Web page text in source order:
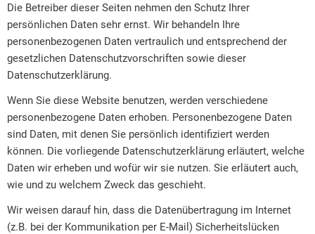
Die Betreiber dieser Seiten nehmen den Schutz Ihrer
persönlichen Daten sehr ernst. Wir behandeln Ihre
personenbezogenen Daten vertraulich und entsprechend der
gesetzlichen Datenschutzvorschriften sowie dieser
Datenschutzerklärung.
Wenn Sie diese Website benutzen, werden verschiedene
personenbezogene Daten erhoben. Personenbezogene Daten
sind Daten, mit denen Sie persönlich identifiziert werden
können. Die vorliegende Datenschutzerklärung erläutert, welche
Daten wir erheben und wofür wir sie nutzen. Sie erläutert auch,
wie und zu welchem Zweck das geschieht.
Wir weisen darauf hin, dass die Datenübertragung im Internet
(z.B. bei der Kommunikation per E-Mail) Sicherheitslücken